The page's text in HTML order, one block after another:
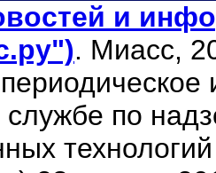
и
. Миасс,
по